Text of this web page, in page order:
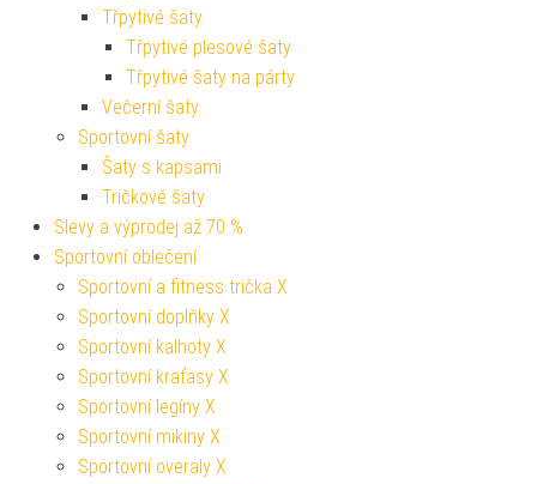
Třpytivé šaty
Třpytivé plesové šaty
Třpytivé šaty na párty
Večerní šaty
Sportovní šaty
Šaty s kapsami
Tričkové šaty
Slevy a výprodej až 70 %
Sportovní oblečení
Sportovní a fitness trička X
Sportovní doplňky X
Sportovní kalhoty X
Sportovní kraťasy X
Sportovní legíny X
Sportovní mikiny X
Sportovní overaly X